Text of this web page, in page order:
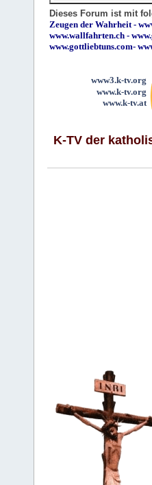
Dieses Forum ist mit
Zeugen der Wahrheit-
www.wallfahrten.ch -
www.gottliebtuns.com-
www3.k-tv.org
www.k-tv.org
www.k-tv.at
K-TV der